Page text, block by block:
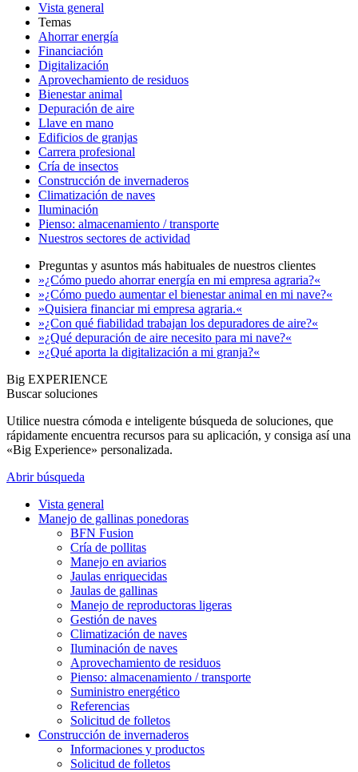
Vista general
Temas
Ahorrar energía
Financiación
Digitalización
Aprovechamiento de residuos
Bienestar animal
Depuración de aire
Llave en mano
Edificios de granjas
Carrera profesional
Cría de insectos
Construcción de invernaderos
Climatización de naves
Iluminación
Pienso: almacenamiento / transporte
Nuestros sectores de actividad
Preguntas y asuntos más habituales de nuestros clientes
»¿Cómo puedo ahorrar energía en mi empresa agraria?«
»¿Cómo puedo aumentar el bienestar animal en mi nave?«
»Quisiera financiar mi empresa agraria.«
»¿Con qué fiabilidad trabajan los depuradores de aire?«
»¿Qué depuración de aire necesito para mi nave?«
»¿Qué aporta la digitalización a mi granja?«
Big EXPERIENCE
Buscar soluciones
Utilice nuestra cómoda e inteligente búsqueda de soluciones, que
rápidamente encuentra recursos para su aplicación, y consiga así una
«Big Experience» personalizada.
Abrir búsqueda
Vista general
Manejo de gallinas ponedoras
BFN Fusion
Cría de pollitas
Manejo en aviarios
Jaulas enriquecidas
Jaulas de gallinas
Manejo de reproductoras ligeras
Gestión de naves
Climatización de naves
Iluminación de naves
Aprovechamiento de residuos
Pienso: almacenamiento / transporte
Suministro energético
Referencias
Solicitud de folletos
Construcción de invernaderos
Informaciones y productos
Solicitud de folletos